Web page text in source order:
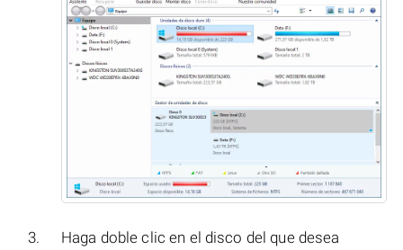
Haga doble clic en el disco del que desea